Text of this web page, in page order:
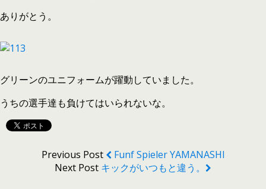
ありがとう。
グリーンのユニフォームが躍動していました。
うちの選手達も負けてはいられないな。
Previous Post
Funf Spieler YAMANASHI
Next Post キックがいつもと違う。